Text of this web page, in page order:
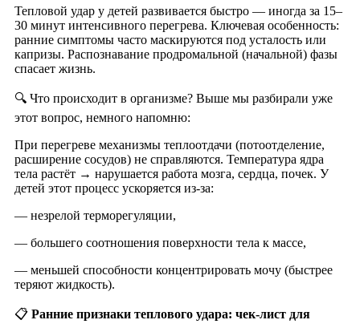
Тепловой удар у детей развивается быстро — иногда за 15–
30 минут интенсивного перегрева. Ключевая особенность:
ранние симптомы часто маскируются под усталость или
капризы. Распознавание продромальной (начальной) фазы
спасает жизнь.
🔍 Что происходит в организме? Выше мы разбирали уже
этот вопрос, немного напомню:
При перегреве механизмы теплоотдачи (потоотделение,
расширение сосудов) не справляются. Температура ядра
тела растёт → нарушается работа мозга, сердца, почек. У
детей этот процесс ускоряется из-за:
— незрелой терморегуляции,
— большего соотношения поверхности тела к массе,
— меньшей способности концентрировать мочу (быстрее
теряют жидкость).
📋 Ранние признаки теплового удара: чек-лист для